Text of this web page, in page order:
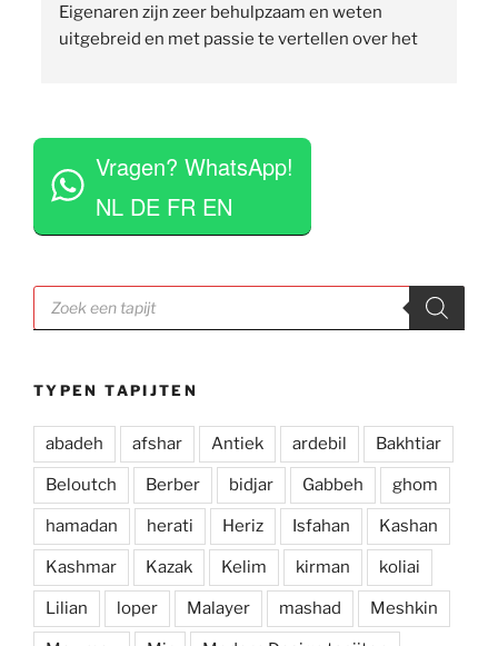
Eigenaren zijn zeer behulpzaam en weten
uitgebreid en met passie te vertellen over het
tapijten voor je uit te rollen. Tegelijkertijd niet
opdringerig en geven je rustig de tijd om je
eigen keuze te maken. Tevens erg competitieve
prijzen. Al met al een zeer positieve ervaring en
Vragen? WhatsApp!
NL DE FR EN
Producten
zoeken
TYPEN TAPIJTEN
abadeh afshar Antiek ardebil Bakhtiar
Beloutch Berber bidjar Gabbeh ghom
hamadan herati Heriz Isfahan Kashan
Kashmar Kazak Kelim kirman koliai
Lilian loper Malayer mashad Meshkin